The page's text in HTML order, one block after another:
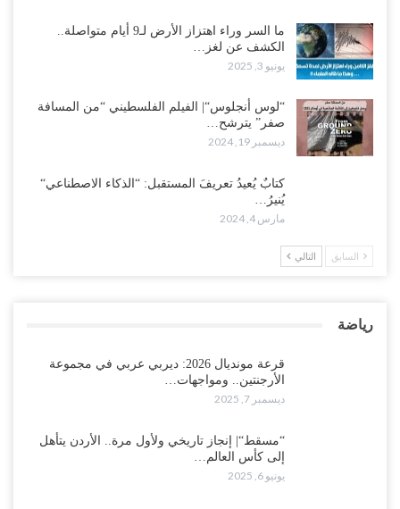
ما السر وراء اهتزاز الأرض لـ9 أيام متواصلة..
الكشف عن لغز…
يونيو 3, 2025
“لوس أنجلوس“| الفيلم الفلسطيني “من المسافة
صفر” يترشح…
ديسمبر 19, 2024
كتابٌ يُعيدُ تعريفَ المستقبل: “الذكاء الاصطناعي“
يُنيرُ…
مارس 4, 2024
السابق التالي
رياضة
قرعة مونديال 2026: ديربي عربي في مجموعة
الأرجنتين.. ومواجهات…
ديسمبر 7, 2025
“مسقط“| إنجاز تاريخي ولأول مرة.. الأردن يتأهل
إلى كأس العالم…
يونيو 6, 2025